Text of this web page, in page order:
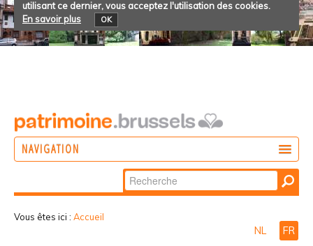
utilisant ce dernier, vous acceptez l'utilisation des cookies.
En savoir plus
OK
NAVIGATION
Chercher par
Recherche
Vous êtes ici : Accueil
NL FR